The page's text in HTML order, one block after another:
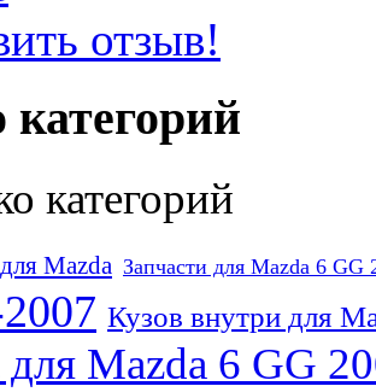
отзыв!
категорий
Mazda Запчасти для Mazda 6 GG
Кузов внутри для
для Mazda 6 GG